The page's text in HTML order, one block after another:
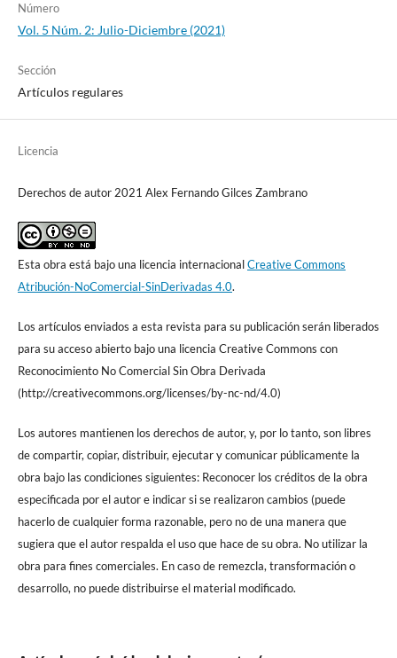
Número
Vol. 5 Núm. 2: Julio-Diciembre (2021)
Sección
Artículos regulares
Licencia
Derechos de autor 2021 Alex Fernando Gilces Zambrano
Esta obra está bajo una licencia internacionalCreative Commons
Atribución-NoComercial-SinDerivadas 4.0.
Los artículos enviados a esta revista para su publicación serán liberados
para su acceso abierto bajo una licencia Creative Commons con
Reconocimiento No Comercial Sin Obra Derivada
(http://creativecommons.org/licenses/by-nc-nd/4.0)
Los autores mantienen los derechos de autor, y, por lo tanto, son libres
de compartir, copiar, distribuir, ejecutar y comunicar públicamente la
obra bajo las condiciones siguientes: Reconocer los créditos de la obra
especificada por el autor e indicar si se realizaron cambios (puede
hacerlo de cualquier forma razonable, pero no de una manera que
sugiera que el autor respalda el uso que hace de su obra. No utilizar la
obra para fines comerciales. En caso de remezcla, transformación o
desarrollo, no puede distribuirse el material modificado.